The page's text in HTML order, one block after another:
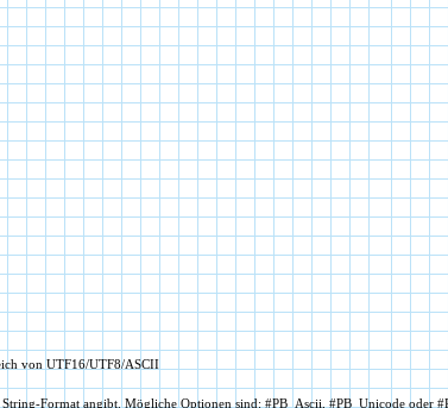
von UTF16/UTF8/ASCII
Format angibt. Mögliche Optionen sind: #PB_Ascii, #PB_Unicode oder